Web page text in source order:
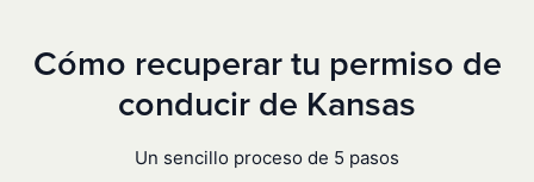
Cómo recuperar tu permiso de
conducir de Kansas
Un sencillo proceso de 5 pasos